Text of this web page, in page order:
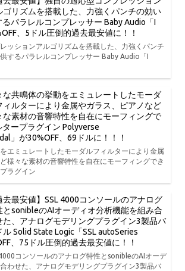
ゴリズムを搭載した、力強くパンチの効い
パラレルコンプレッサー Baby Audio「I
、5ドル圧倒的過去最安値に！！
ッションアルゴリズムを搭載した、力強くパンチ
するパラレルコンプレッサー Baby Audio「I
な共鳴体の挙動をエミュレートしたモーダ
ィルターにより金属やガラス、ピアノなど
な素材の音響特性を自在にモーフィングで
ープラグイン Polyverse
」が30%OFF、69ドルに！！！
エミュレートしたモーダルフィルターにより金属
様々な素材の音響特性を自在にモーフィングでき
ラグイン
去最安値】SSL 4000コンソールのアナログ
とsonibleのAIオーディオ分析機能を組み合
た、アナログモデリングプラグイン3製品バ
ル Solid State Logic「SSL autoSeries
、75ドル圧倒的過去最安値に！！
4000コンソールのアナログ特性とsonibleのAIオーデ
わせた、アナログモデリングプラグイン3製品バ